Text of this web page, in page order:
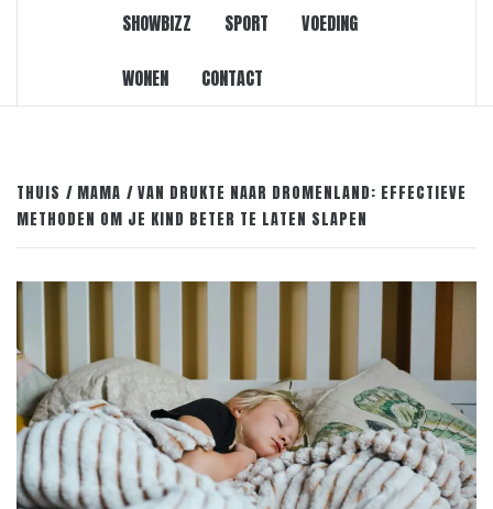
SHOWBIZZ SPORT VOEDING
WONEN CONTACT
THUIS MAMA
VAN DRUKTE NAAR DROMENLAND: EFFECTIEVE
METHODEN OM JE KIND BETER TE LATEN SLAPEN